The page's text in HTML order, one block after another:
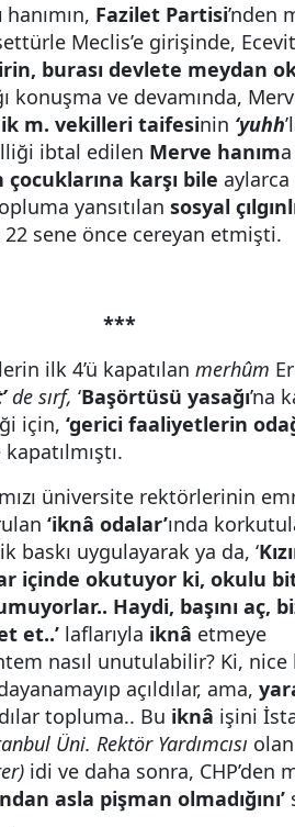
hanımın, Fazilet Partisi’nden
Meclis’e girişinde,
burası devlete meydan
konuşma ve devamında,
m. vekilleri taifesinin ‘yuhh
ibtal edilen Merve hanım
karşı bile
yansıtılan sosyal
sene önce cereyan etmişti.
***
ilk 4’ü kapatılan merhûm
de sırf, ‘Başörtüsü yasağı’na
için, ‘gerici faaliyetlerin
üniversite rektörlerinin
‘iknâ odalar’ında
baskı uygulayarak ya da, ‘
içinde okutuyor ki, okulu
Haydi, başını aç,
et..’ laflarıyla iknâ etmeye
nasıl unutulabilir? Ki, nice
açıldılar, ama,
topluma.. Bu iknâ işini
Üni. Rektör Yardımcısı
idi ve daha sonra, CHP’den
asla pişman olmadığını’